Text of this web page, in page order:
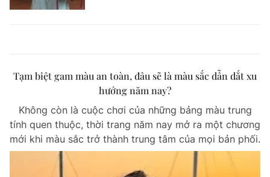
Tạm biệt gam màu an toàn, đâu sẽ là màu sắc dẫn dắt xu
hướng năm nay?
Không còn là cuộc chơi của những bảng màu trung
tính quen thuộc, thời trang năm nay mở ra một chương
mới khi màu sắc trở thành trung tâm của mọi bản phối.